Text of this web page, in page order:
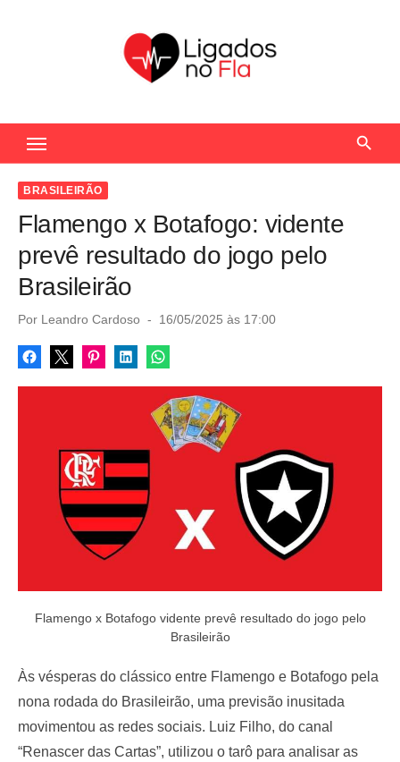
c
BRASILEIRÃO
Flamengo x Botafogo: vidente
prevê resultado do jogo pelo
Brasileirão
Por Leandro Cardoso
P
s
t
o
n
16/05/2025 às 17:00
Flamengo x Botafogo vidente prevê resultado do jogo pelo
Brasileirão
Às vésperas do clássico entre Flamengo e Botafogo pela
nona rodada do Brasileirão, uma previsão inusitada
movimentou as redes sociais. Luiz Filho, do canal
“Renascer das Cartas”, utilizou o tarô para analisar as